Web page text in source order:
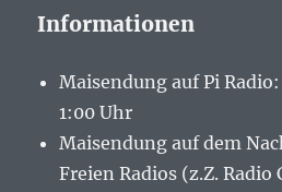
Informationen
Maisendung auf Pi
1:00 Uhr
Maisendung auf dem
Freien Radios (z.Z. Radio